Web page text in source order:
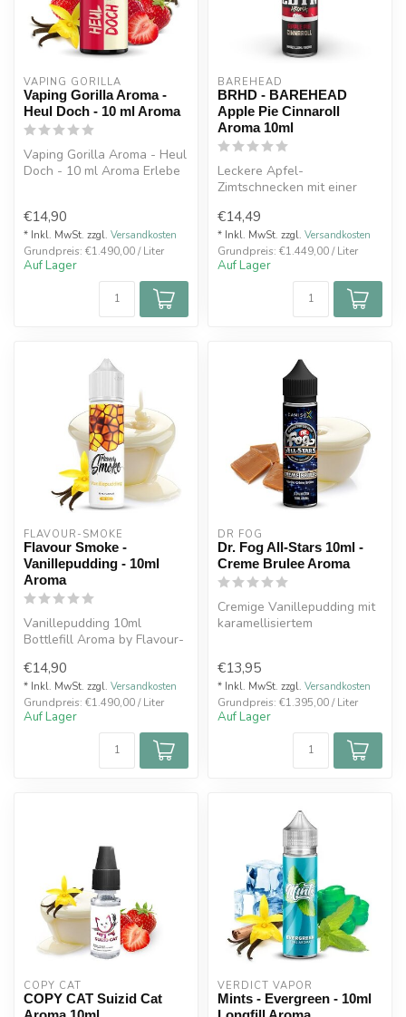
VAPING GORILLA
Vaping Gorilla Aroma -
Heul Doch - 10 ml Aroma
Vaping Gorilla Aroma - Heul
Doch - 10 ml Aroma Erlebe
€14,90
* Inkl. MwSt. zzgl. Versandkosten
Grundpreis: €1.490,00 / Liter
Auf Lager
BAREHEAD
BRHD - BAREHEAD
Apple Pie Cinnaroll
Aroma 10ml
Leckere Apfel-
Zimtschnecken mit einer
€14,49
* Inkl. MwSt. zzgl. Versandkosten
Grundpreis: €1.449,00 / Liter
Auf Lager
FLAVOUR-SMOKE
Flavour Smoke -
Vanillepudding - 10ml
Aroma
Vanillepudding 10ml
Bottlefill Aroma by Flavour-
gekochter, ...
€14,90
* Inkl. MwSt. zzgl. Versandkosten
Grundpreis: €1.490,00 / Liter
Auf Lager
DR FOG
Dr. Fog All-Stars 10ml -
Creme Brulee Aroma
Cremige Vanillepudding mit
karamellisiertem
€13,95
* Inkl. MwSt. zzgl. Versandkosten
Grundpreis: €1.395,00 / Liter
Auf Lager
COPY CAT
COPY CAT Suizid Cat
VERDICT VAPOR
Mints - Evergreen - 10ml